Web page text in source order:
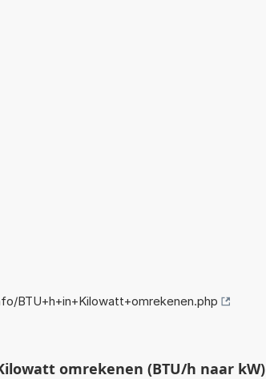
BTU+h+in+Kilowatt+omrekenen.php
omrekenen (BTU/h naar kW)